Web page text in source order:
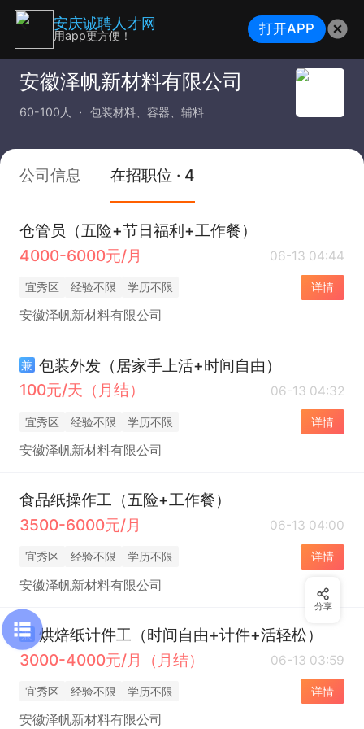
安徽泽帆新材料有限公司
60-100人 包装材料、容器、辅料
公司信息 在招职位 · 4
仓管员（五险+节日福利+工作餐）
4000-6000元/月
06-13 04:44
宜秀区 经验不限 学历不限 详情
安徽泽帆新材料有限公司
兼 包装外发（居家手上活+时间自由）
100元/天（月结）
06-13 04:32
宜秀区 经验不限 学历不限 详情
安徽泽帆新材料有限公司
食品纸操作工（五险+工作餐）
3500-6000元/月
06-13 04:00
宜秀区 经验不限 学历不限 详情
安徽泽帆新材料有限公司
兼 烘焙纸计件工（时间自由+计件+活轻松）
3000-4000元/月（月结）
06-13 03:59
宜秀区 经验不限 学历不限 详情
安徽泽帆新材料有限公司
分享
安庆诚聘人才网
用app更方便！ 打开APP